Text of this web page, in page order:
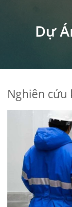
Dự
Nghiên cứu
ĐĂNG KÝ